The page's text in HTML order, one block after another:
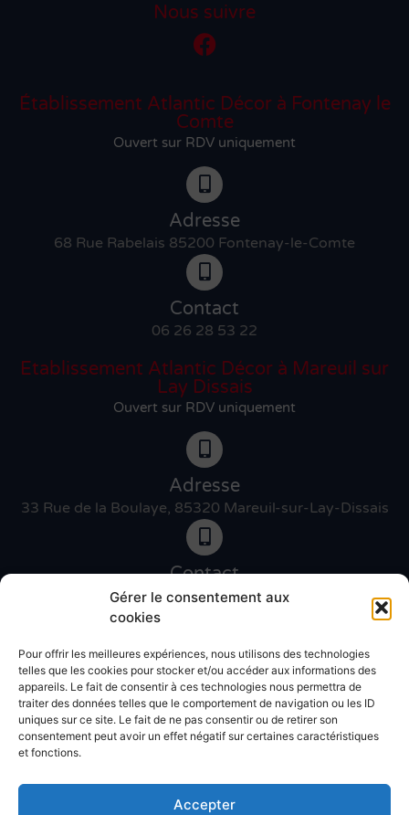
Gérer le consentement aux
cookies
Pour offrir les meilleures expériences, nous utilisons des technologies
telles que les cookies pour stocker et/ou accéder aux informations des
appareils. Le fait de consentir à ces technologies nous permettra de
traiter des données telles que le comportement de navigation ou les ID
uniques sur ce site. Le fait de ne pas consentir ou de retirer son
consentement peut avoir un effet négatif sur certaines caractéristiques
et fonctions.
Accepter
Nous suivre
Établissement Atlantic Décor à Fontenay le
Comte
Ouvert sur RDV uniquement
Adresse
68 Rue Rabelais 85200 Fontenay-le-Comte
Contact
06 26 28 53 22
Etablissement Atlantic Décor à Mareuil sur
Lay Dissais
Ouvert sur RDV uniquement
Adresse
33 Rue de la Boulaye, 85320 Mareuil-sur-Lay-Dissais
Contact
06 46 27 89 83
Contact
02 51 30 31 09
Devis gratuit